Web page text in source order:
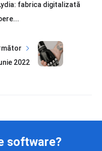
fabrica digitalizată
2022
software?